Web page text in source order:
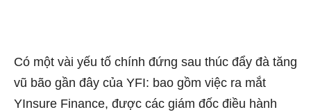
Có một vài yếu tố chính đứng sau thúc đẩy đà tăng
vũ bão gần đây của YFI: bao gồm việc ra mắt
YInsure Finance, được các giám đốc điều hành